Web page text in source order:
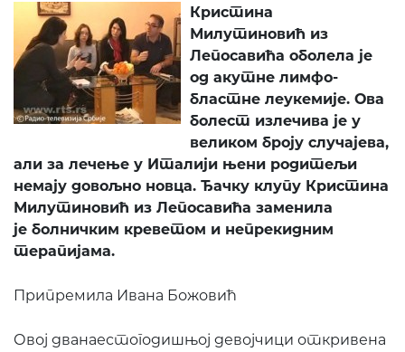
Кристина
Милутиновић из
Лепосавића оболела је
од акутне лимфо-
бластне леукемије. Ова
болест излечива је у
великом броју случајева,
али за лечење у Италији њени родитељи
немају довољно новца. Ђачку клупу Кристина
Милутиновић из Лепосавића заменила
је болничким креветом и непрекидним
терапијама.
Припремила Ивана Божовић
Овој дванаестогодишњој девојчици откривена